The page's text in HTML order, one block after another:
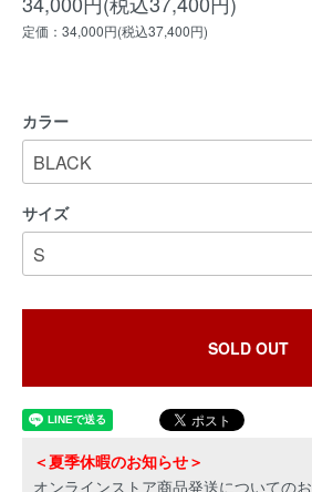
定価：34,000円(税込37,400円)
カラー
サイズ
SOLD OUT
＜夏季休暇のお知らせ＞
オンラインストア商品発送についての